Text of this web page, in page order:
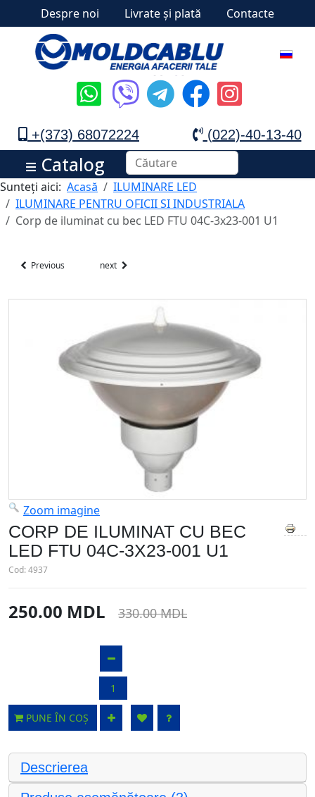
Despre noi Livrate și plată Contacte
+(373) 68072224 (022)-40-13-40
Catalog
Sunteți aici: Acasă
ILUMINARE LED
ILUMINARE PENTRU OFICII SI INDUSTRIALA
Corp de iluminat cu bec LED FTU 04C-3x23-001 U1
Previous next
Zoom imagine
CORP DE ILUMINAT CU BEC
LED FTU 04C-3X23-001 U1
Cod:4937
250.00 MDL 330.00 MDL
PUNE ÎN COȘ
Descrierea